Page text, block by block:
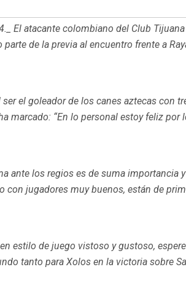
El atacante colombiano del Club
de la previa al encuentro frente a
el goleador de los canes aztecas con
marcado: “En lo personal estoy feliz
ante los regios es de suma
jugadores muy buenos, están de
estilo de juego vistoso y gustoso,
tanto para Xolos en la victoria sobre